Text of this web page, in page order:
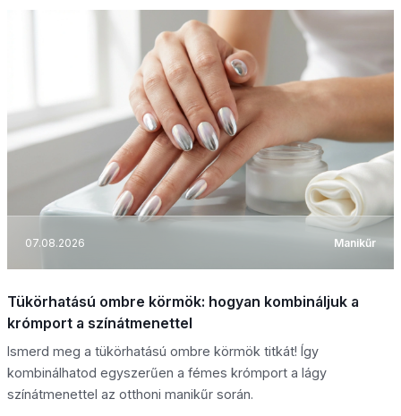
07.08.2026 Manikűr
Tükörhatású ombre körmök: hogyan kombináljuk a
krómport a színátmenettel
Ismerd meg a tükörhatású ombre körmök titkát! Így
kombinálhatod egyszerűen a fémes krómport a lágy
színátmenettel az otthoni manikűr során.